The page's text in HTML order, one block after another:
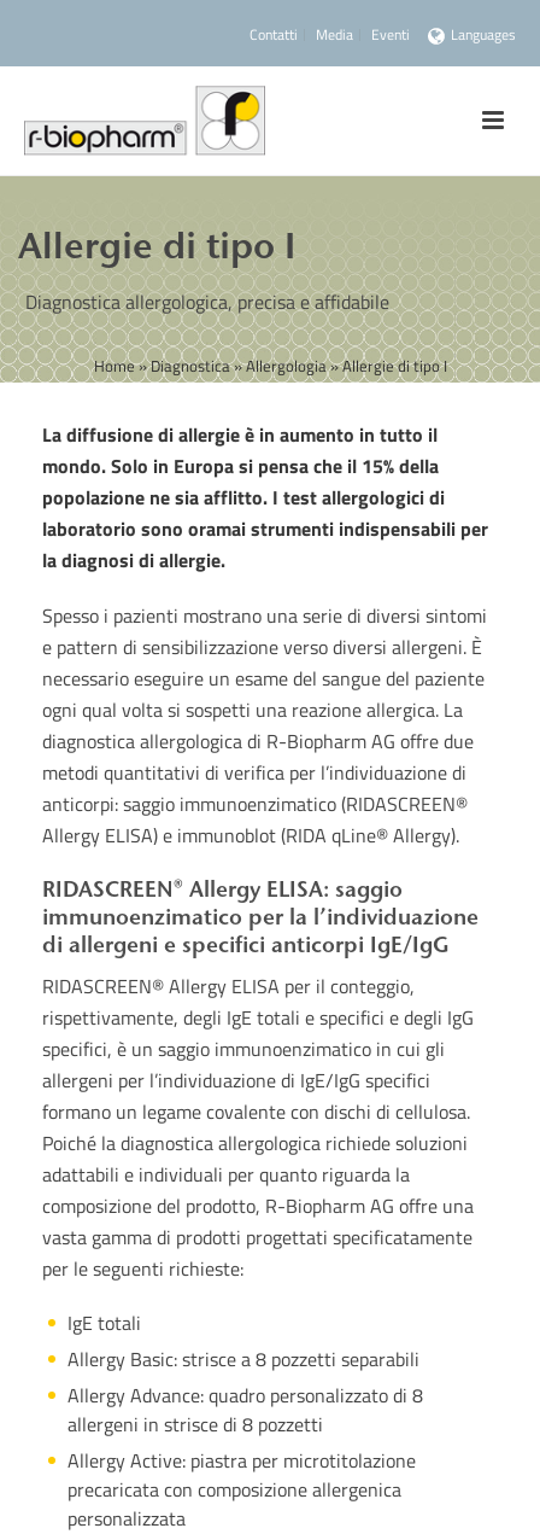
Contatti Media Eventi Languages
Allergie di tipo I
Diagnostica allergologica, precisa e affidabile
Home»Diagnostica»Allergologia»Allergie di tipo I
La diffusione di allergie è in aumento in tutto il
mondo. Solo in Europa si pensa che il 15% della
popolazione ne sia afflitto. I test allergologici di
laboratorio sono oramai strumenti indispensabili per
la diagnosi di allergie.
Spesso i pazienti mostrano una serie di diversi sintomi
e pattern di sensibilizzazione verso diversi allergeni. È
necessario eseguire un esame del sangue del paziente
ogni qual volta si sospetti una reazione allergica. La
diagnostica allergologica di R-Biopharm AG offre due
metodi quantitativi di verifica per l’individuazione di
anticorpi: saggio immunoenzimatico (RIDASCREEN®
Allergy ELISA) e immunoblot (RIDA qLine® Allergy).
RIDASCREEN® Allergy ELISA: saggio
immunoenzimatico per la l’individuazione
di allergeni e specifici anticorpi IgE/IgG
RIDASCREEN® Allergy ELISA per il conteggio,
rispettivamente, degli IgE totali e specifici e degli IgG
specifici, è un saggio immunoenzimatico in cui gli
allergeni per l’individuazione di IgE/IgG specifici
formano un legame covalente con dischi di cellulosa.
Poiché la diagnostica allergologica richiede soluzioni
adattabili e individuali per quanto riguarda la
composizione del prodotto, R-Biopharm AG offre una
vasta gamma di prodotti progettati specificatamente
per le seguenti richieste:
IgE totali
Allergy Basic: strisce a 8 pozzetti separabili
Allergy Advance: quadro personalizzato di 8
allergeni in strisce di 8 pozzetti
Allergy Active: piastra per microtitolazione
precaricata con composizione allergenica
personalizzata